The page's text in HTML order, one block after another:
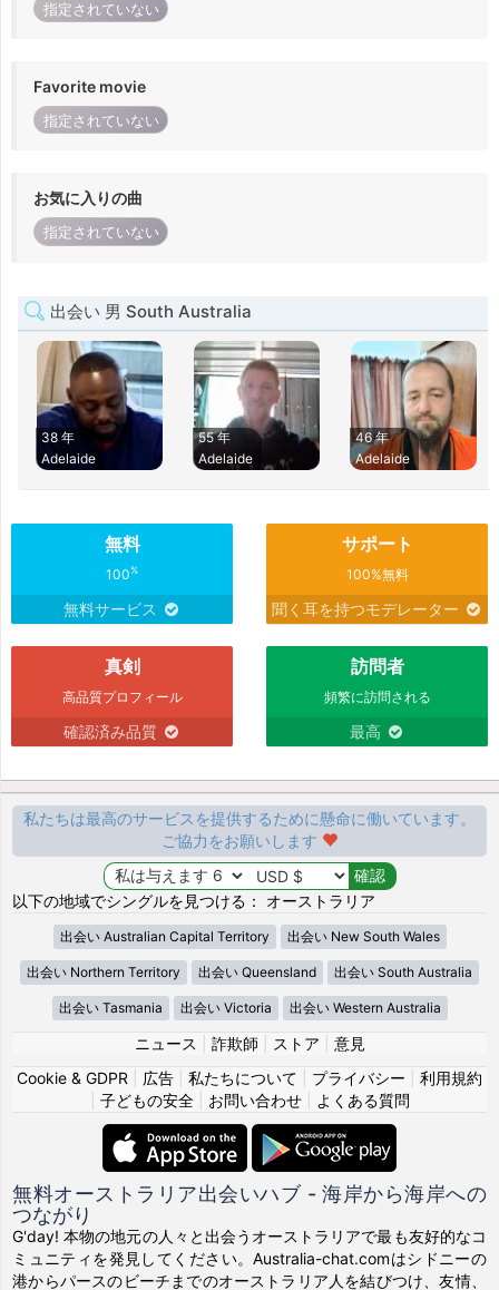
指定されていない
Favorite movie
指定されていない
お気に入りの曲
指定されていない
出会い 男 South Australia
38 年
Adelaide
55 年
Adelaide
46 年
Adelaide
無料
100%
無料サービス
サポート
100%無料
聞く耳を持つモデレーター
真剣
高品質プロフィール
確認済み品質
訪問者
頻繁に訪問される
最高
私たちは最高のサービスを提供するために懸命に働いています。
ご協力をお願いします
以下の地域でシングルを見つける： オーストラリア
出会い Australian Capital Territory 出会い New South Wales
出会い Northern Territory 出会い Queensland 出会い South Australia
出会い Tasmania 出会い Victoria 出会い Western Australia
ニュース 詐欺師 ストア
意見
Cookie & GDPR
広告 私たちについて プライバシー
利用規約
子どもの安全| お問い合わせ| よくある質問
無料オーストラリア出会いハブ - 海岸から海岸への
つながり
G'day! 本物の地元の人々と出会うオーストラリアで最も友好的なコ
ミュニティを発見してください。Australia-chat.comはシドニーの
港からパースのビーチまでのオーストラリア人を結びつけ、友情、